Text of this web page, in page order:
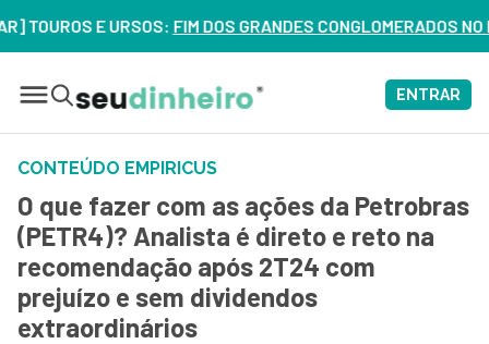
E URSOS:FIM DOS GRANDES CONGLOMERADOS NO
ENTRAR
CONTEÚDO EMPIRICUS
O que fazer com as ações da Petrobras
(PETR4)? Analista é direto e reto na
recomendação após 2T24 com
prejuízo e sem dividendos
extraordinários